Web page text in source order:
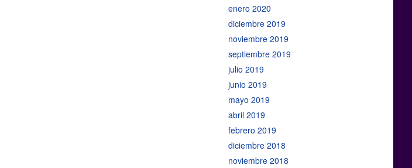
enero 2020
diciembre 2019
noviembre 2019
septiembre 2019
julio 2019
junio 2019
mayo 2019
abril 2019
febrero 2019
diciembre 2018
noviembre 2018